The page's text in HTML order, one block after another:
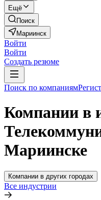
Ещё
Поиск
Мариинск
Войти
Войти
Создать резюме
Поиск по компаниям
Компании в
Мариинске
Компании в других городах
Все индустрии